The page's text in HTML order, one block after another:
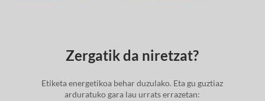
Zergatik da niretzat?
Etiketa energetikoa behar duzulako. Eta gu guztiaz
arduratuko gara lau urrats errazetan: